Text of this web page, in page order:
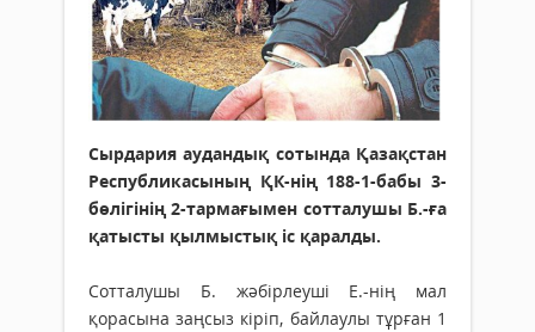
Сырдария аудандық сотында Қазақстан
Республикасының ҚК-нің 188-1-бабы 3-
бөлігінің 2-тармағымен сотталушы Б.-ға
қатысты қылмыстық іс қаралды.
Сотталушы Б. жәбірлеуші Е.-нің мал
қорасына заңсыз кіріп, байлаулы тұрған 1